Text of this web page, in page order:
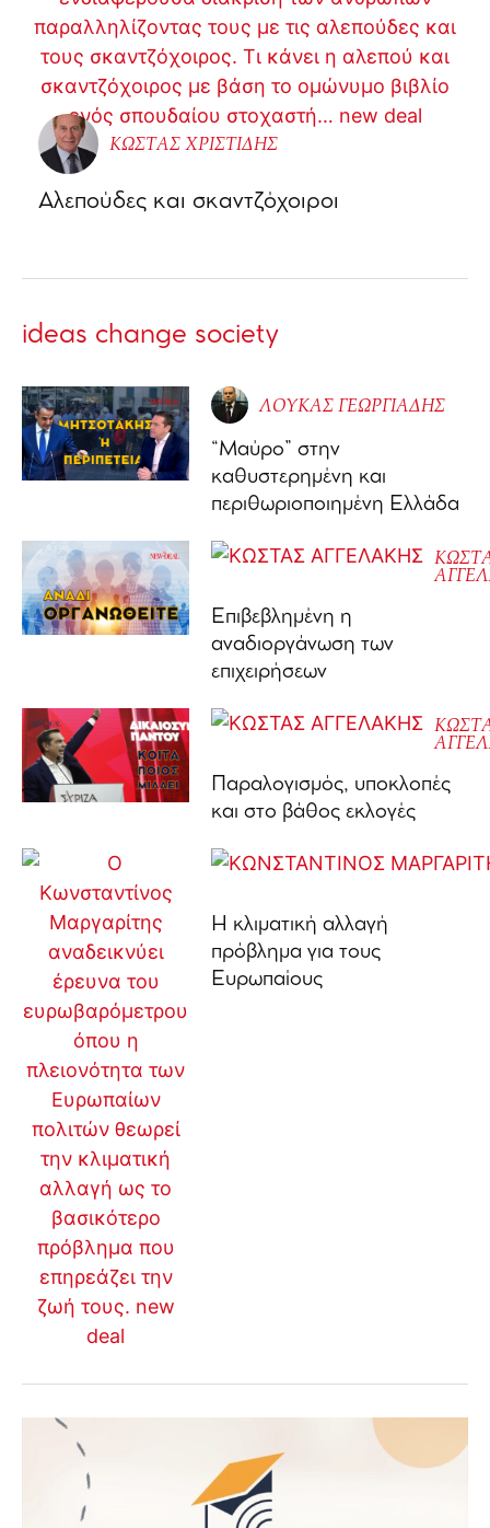
ΚΩΣΤΑΣ ΧΡΙΣΤΙΔΗΣ
Αλεπούδες και σκαντζόχοιροι
ideas change society
ΛΟΥΚΑΣ ΓΕΩΡΓΙΑΔΗΣ
“Μαύρο” στην
καθυστερημένη και
περιθωριοποιημένη Ελλάδα
Επιβεβλημένη η
αναδιοργάνωση των
επιχειρήσεων
Παραλογισμός, υποκλοπές
και στο βάθος εκλογές
Η κλιματική αλλαγή
πρόβλημα για τους
Ευρωπαίους